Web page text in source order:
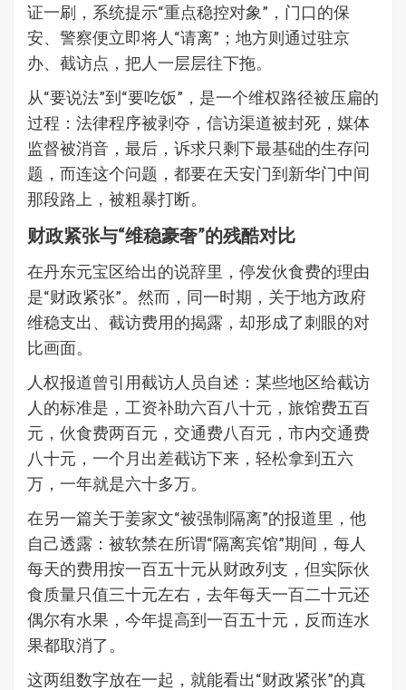
证一刷，系统提示“重点稳控对象”，门口的保
安、警察便立即将人“请离”；地方则通过驻京
办、截访点，把人一层层往下拖。
从“要说法”到“要吃饭”，是一个维权路径被压扁的
过程：法律程序被剥夺，信访渠道被封死，媒体
监督被消音，最后，诉求只剩下最基础的生存问
题，而连这个问题，都要在天安门到新华门中间
那段路上，被粗暴打断。
财政紧张与“维稳豪奢”的残酷对比
在丹东元宝区给出的说辞里，停发伙食费的理由
是“财政紧张”。然而，同一时期，关于地方政府
维稳支出、截访费用的揭露，却形成了刺眼的对
比画面。
人权报道曾引用截访人员自述：某些地区给截访
人的标准是，工资补助六百八十元，旅馆费五百
元，伙食费两百元，交通费八百元，市内交通费
八十元，一个月出差截访下来，轻松拿到五六
万，一年就是六十多万。
在另一篇关于姜家文“被强制隔离”的报道里，他
自己透露：被软禁在所谓“隔离宾馆”期间，每人
每天的费用按一百五十元从财政列支，但实际伙
食质量只值三十元左右，去年每天一百二十元还
偶尔有水果，今年提高到一百五十元，反而连水
果都取消了。
这两组数字放在一起，就能看出“财政紧张”的真